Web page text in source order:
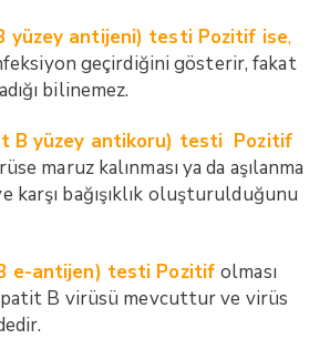
yüzey antijeni) testi Pozitif ise,
geçirdiğini gösterir, fakat
bilinemez.
B yüzey antikoru) testi Pozitif
maruz kalınması ya da aşılanma
karşı bağışıklık oluşturulduğunu
e-antijen) testi Pozitifolması
B virüsü mevcuttur ve virüs